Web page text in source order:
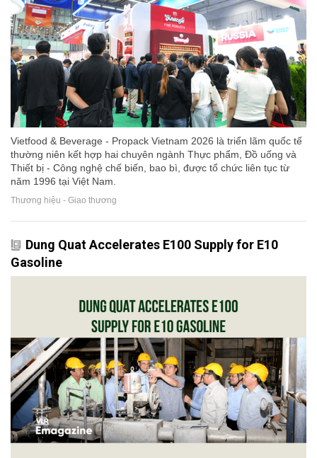
Vietfood & Beverage - Propack Vietnam 2026 là triển lãm quốc tế
thường niên kết hợp hai chuyên ngành Thực phẩm, Đồ uống và
Thiết bị - Công nghệ chế biến, bao bì, được tổ chức liên tục từ
năm 1996 tại Việt Nam.
Thương hiệu - Giao thương
Dung Quat Accelerates E100 Supply for E10
Gasoline